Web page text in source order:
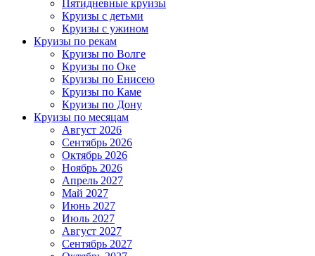
Пятидневные круизы
Круизы с детьми
Круизы с ужином
Круизы по рекам
Круизы по Волге
Круизы по Оке
Круизы по Енисею
Круизы по Каме
Круизы по Дону
Круизы по месяцам
Август 2026
Сентябрь 2026
Октябрь 2026
Ноябрь 2026
Апрель 2027
Май 2027
Июнь 2027
Июль 2027
Август 2027
Сентябрь 2027